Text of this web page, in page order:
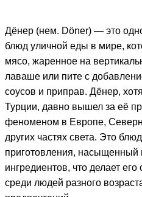
Дёнер (нем. Döner) — это
блюд уличной еды в мире,
мясо, жаренное на
лаваше или пите с
соусов и приправ. Дёнер,
Турции, давно вышел за её
феноменом в Европе,
других частях света. Это
приготовления, насыщенный
ингредиентов, что делает
среди людей разного